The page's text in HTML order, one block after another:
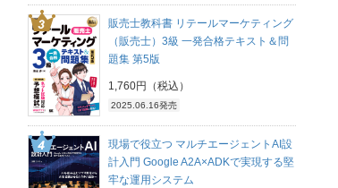
販売士教科書 リテールマーケティング
（販売士）3級 一発合格テキスト＆問
題集 第5版
1,760円（税込）
2025.06.16発売
現場で役立つ マルチエージェントAI設
計入門 Google A2A×ADKで実現する堅
牢な運用システム